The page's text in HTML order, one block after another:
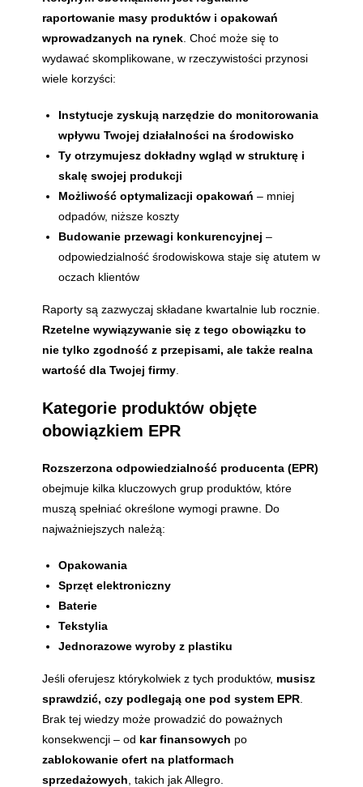
raportowanie masy produktów i opakowań
wprowadzanych na rynek . Choć może się to
wydawać skomplikowane, w rzeczywistości przynosi
wiele korzyści:
Instytucje zyskują narzędzie do monitorowania
wpływu Twojej działalności na środowisko
Ty otrzymujesz dokładny wgląd w strukturę i
skalę swojej produkcji
Możliwość optymalizacji opakowań – mniej
odpadów, niższe koszty
Budowanie przewagi konkurencyjnej –
odpowiedzialność środowiskowa staje się atutem w
oczach klientów
Raporty są zazwyczaj składane kwartalnie lub rocznie.
Rzetelne wywiązywanie się z tego obowiązku to
nie tylko zgodność z przepisami, ale także realna
wartość dla Twojej firmy
Kategorie produktów objęte
obowiązkiem EPR
Rozszerzona odpowiedzialność producenta (EPR)
obejmuje kilka kluczowych grup produktów, które
muszą spełniać określone wymogi prawne. Do
najważniejszych należą:
Opakowania
Sprzęt elektroniczny
Baterie
Tekstylia
Jednorazowe wyroby z plastiku
Jeśli oferujesz którykolwiek z tych produktów, musisz
sprawdzić, czy podlegają one pod system EPR
Brak tej wiedzy może prowadzić do poważnych
konsekwencji – od kar finansowych po
zablokowanie ofert na platformach
sprzedażowych , takich jak Allegro.